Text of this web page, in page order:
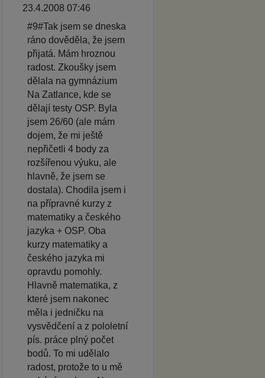
23.4.2008 07:46
#9#Tak jsem se dneska
ráno dověděla, že jsem
přijatá. Mám hroznou
radost. Zkoušky jsem
dělala na gymnázium
Na Zatlance, kde se
dělají testy OSP. Byla
jsem 26/60 (ale mám
dojem, že mi ještě
nepřičetli 4 body za
rozšířenou výuku, ale
hlavně, že jsem se
dostala). Chodila jsem i
na přípravné kurzy z
matematiky a českého
jazyka + OSP. Oba
kurzy matematiky a
českého jazyka mi
opravdu pomohly.
Hlavně matematika, z
které jsem nakonec
měla i jedničku na
vysvědčení a z pololetní
pís. práce plný počet
bodů. To mi udělalo
radost, protože to u mě